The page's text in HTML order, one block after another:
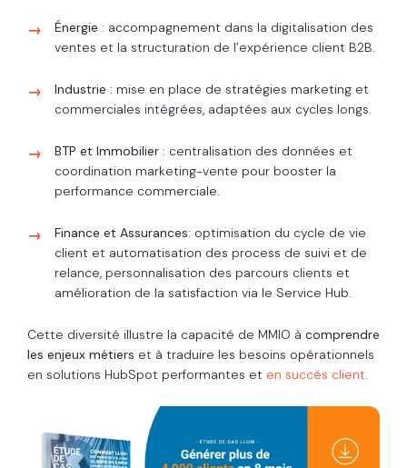
Énergie : accompagnement dans la digitalisation des
ventes et la structuration de l’expérience client B2B.
Industrie : mise en place de stratégies marketing et
commerciales intégrées, adaptées aux cycles longs.
BTP et Immobilier : centralisation des données et
coordination marketing-vente pour booster la
performance commerciale.
Finance et Assurances: optimisation du cycle de vie
client et automatisation des process de suivi et de
relance, personnalisation des parcours clients et
amélioration de la satisfaction via le Service Hub.
Cette diversité illustre la capacité de MMIO à comprendre
les enjeux métiers et à traduire les besoins opérationnels
en solutions HubSpot performantes et en succès client.